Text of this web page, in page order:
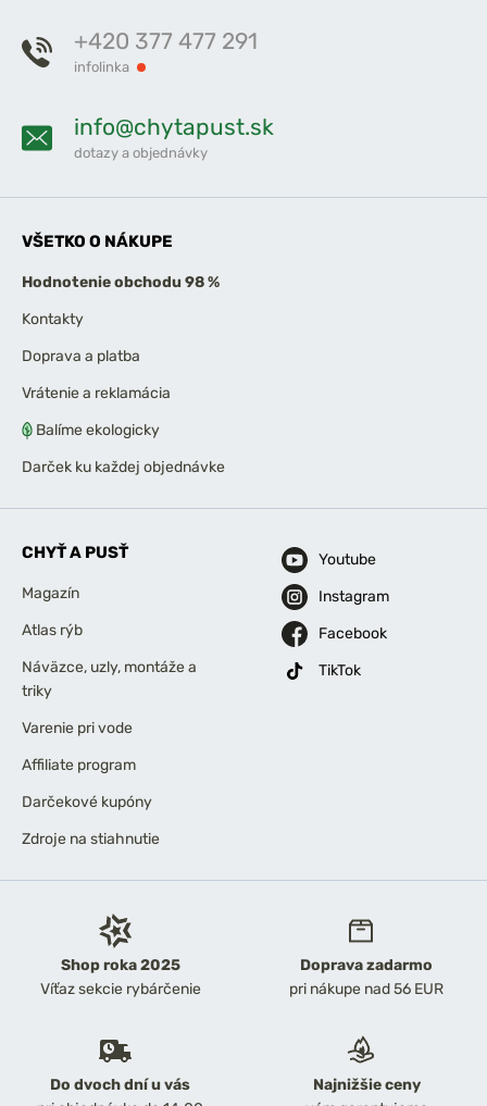
Shop roka 2025
Víťaz sekcie rybárčenie
Doprava zadarmo
pri nákupe nad 56 EUR
Do dvoch dní u vás
Najnižšie ceny
+420 377 477 291
infolinka
info@chytapust.sk
dotazy a objednávky
VŠETKO O NÁKUPE
Hodnotenie obchodu 98 %
Kontakty
Doprava a platba
Vrátenie a reklamácia
Balíme ekologicky
Darček ku každej objednávke
CHYŤ A PUSŤ
Magazín
Atlas rýb
Náväzce, uzly, montáže a
triky
Varenie pri vode
Affiliate program
Darčekové kupóny
Zdroje na stiahnutie
Youtube
Instagram
Facebook
TikTok